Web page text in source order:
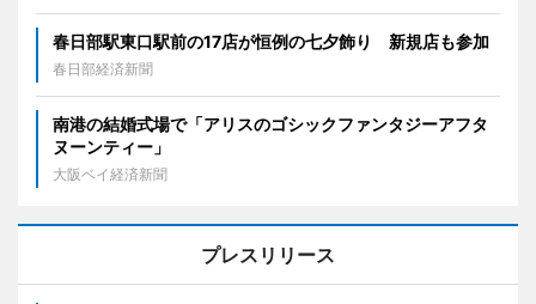
春日部駅東口駅前の17店が恒例の七夕飾り 新規店も参加
春日部経済新聞
南港の結婚式場で「アリスのゴシックファンタジーアフタ
ヌーンティー」
大阪ベイ経済新聞
プレスリリース